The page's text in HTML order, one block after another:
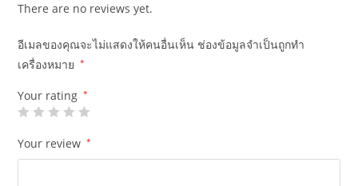
There are no reviews yet.
อีเมลของคุณจะไม่แสดงให้คนอื่นเห็น ช่องข้อมูลจำเป็นถูกทำ
เครื่องหมาย
*
Your rating *
Your review *